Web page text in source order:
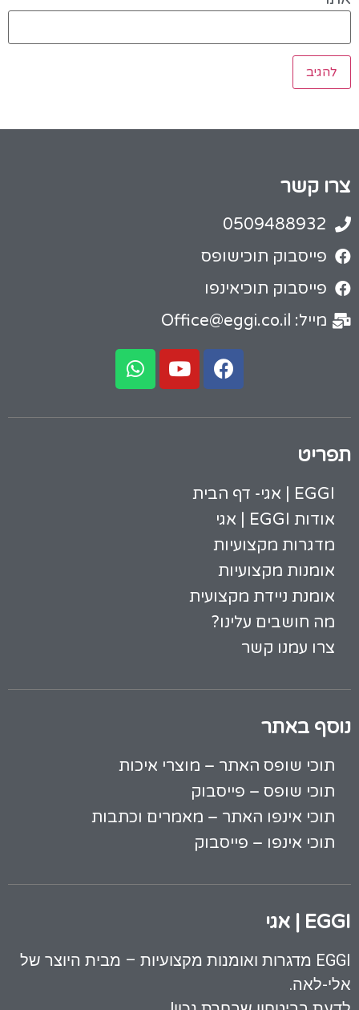
צרו קשר
0509488932
פייסבוק תוכישופס
פייסבוק תוכיאינפו
מייל: Office@eggi.co.il
תפריט
EGGI | אגי- דף הבית
אודות EGGI | אגי
מדגרות מקצועיות
אומנות מקצועיות
אומנת ניידת מקצועית
מה חושבים עלינו?
צרו עמנו קשר
נוסף באתר
תוכי שופס האתר – מוצרי איכות
תוכי שופס – פייסבוק
תוכי אינפו האתר – מאמרים וכתבות
תוכי אינפו – פייסבוק
EGGI | אגי
EGGI מדגרות ואומנות מקצועיות – מבית היוצר של
אלי-לאה.